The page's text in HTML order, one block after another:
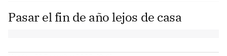
Pasar el fin de año lejos de casa